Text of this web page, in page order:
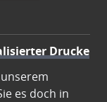
Drucke
es doch in